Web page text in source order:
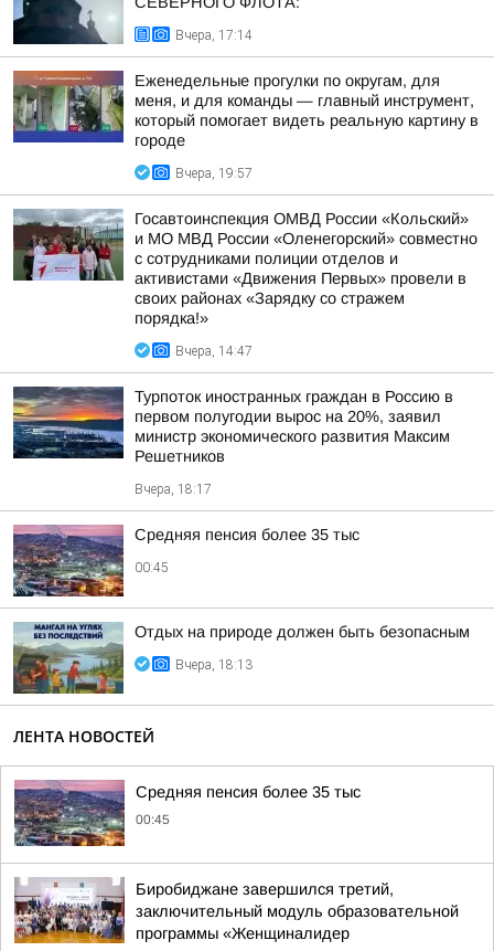
Вчера, 17:14
Еженедельные прогулки по округам, для
меня, и для команды — главный инструмент,
который помогает видеть реальную картину в
городе
Вчера, 19:57
Госавтоинспекция ОМВД России «Кольский»
и МО МВД России «Оленегорский» совместно
с сотрудниками полиции отделов и
активистами «Движения Первых» провели в
своих районах «Зарядку со стражем
порядка!»
Вчера, 14:47
Турпоток иностранных граждан в Россию в
первом полугодии вырос на 20%, заявил
министр экономического развития Максим
Решетников
Вчера, 18:17
Средняя пенсия более 35 тыс
00:45
Отдых на природе должен быть безопасным
Вчера, 18:13
ЛЕНТА НОВОСТЕЙ
Средняя пенсия более 35 тыс
00:45
Биробиджане завершился третий,
заключительный модуль образовательной
программы «Женщиналидер